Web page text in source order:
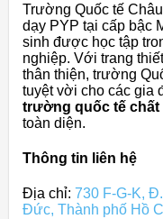
Trường Quốc tế
dạy PYP tại cấp bậc
sinh được học tập
nghiệp. Với trang
thân thiện, trường
tuyệt vời cho các gia
trường quốc tế
toàn diện.
Thông tin liên hệ
Địa chỉ: 730 F-G-K,
Đức, Thành phố Hồ